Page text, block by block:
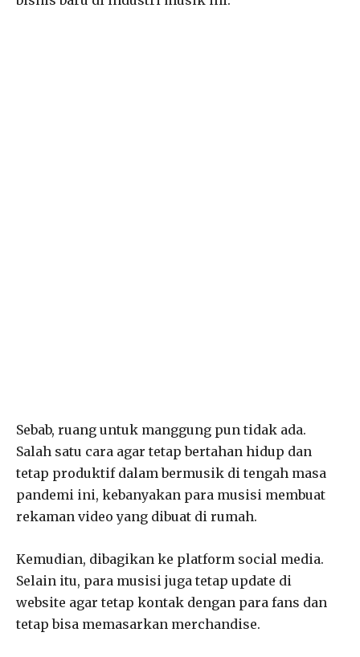
Sebab, ruang untuk manggung pun tidak ada.
Salah satu cara agar tetap bertahan hidup dan
tetap produktif dalam bermusik di tengah masa
pandemi ini, kebanyakan para musisi membuat
rekaman video yang dibuat di rumah.
Kemudian, dibagikan ke platform social media.
Selain itu, para musisi juga tetap update di
website agar tetap kontak dengan para fans dan
tetap bisa memasarkan merchandise.